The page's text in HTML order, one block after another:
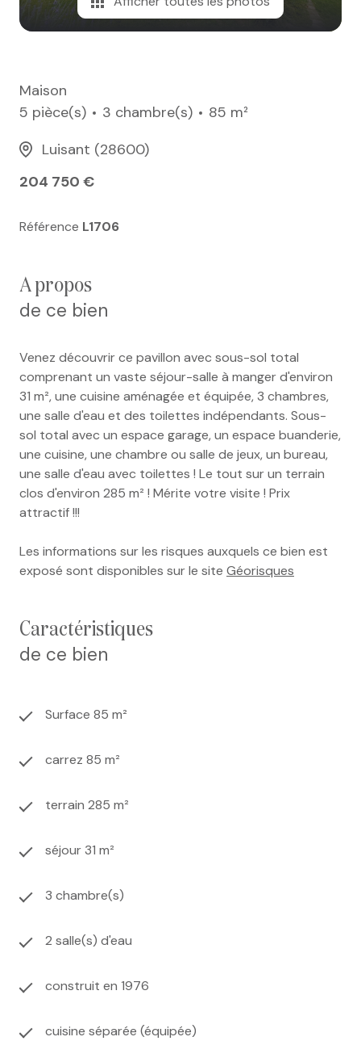
contact
Maison
5 pièce(s)
3 chambre(s)
85 m²
Luisant (28600)
204 750 €
Référence L1706
a propos
de ce bien
Venez découvrir ce pavillon avec sous-sol total
comprenant un vaste séjour-salle à manger d'environ
31 m², une cuisine aménagée et équipée, 3 chambres,
une salle d'eau et des toilettes indépendants. Sous-
sol total avec un espace garage, un espace buanderie,
une cuisine, une chambre ou salle de jeux, un bureau,
une salle d'eau avec toilettes ! Le tout sur un terrain
clos d'environ 285 m² ! Mérite votre visite ! Prix
attractif !!!
Les informations sur les risques auxquels ce bien est
exposé sont disponibles sur le site Géorisques
caractéristiques
de ce bien
Surface 85 m²
carrez 85 m²
terrain 285 m²
séjour 31 m²
3 chambre(s)
2 salle(s) d'eau
construit en 1976
cuisine séparée (équipée)